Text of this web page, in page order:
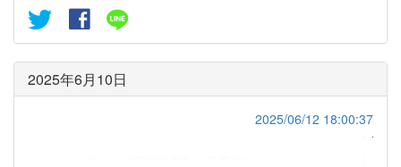
2025年6月10日
2025/06/12 18:00:37